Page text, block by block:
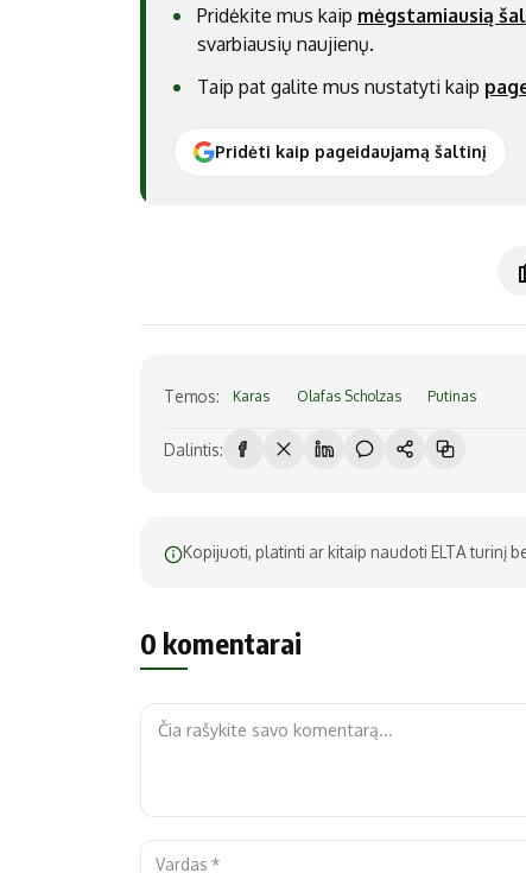
Pridėkite mus kaip mėgstamiausią
svarbiausių naujienų.
Taip pat galite mus nustatyti kaip
Pridėti kaip pageidaujamą šaltinį
Temos: Karas Olafas Scholzas Putinas
Dalintis:
Kopijuoti, platinti ar kitaip naudoti ELTA turinį
0 komentarai